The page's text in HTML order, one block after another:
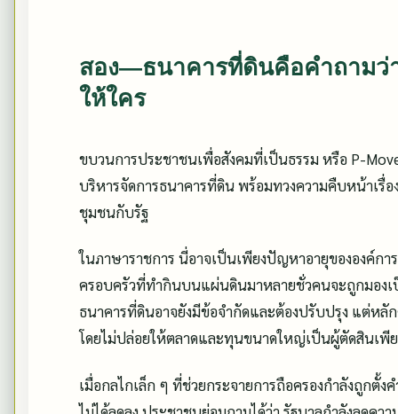
สอง—ธนาคารที่ดินคือคำถามว่
ให้ใคร
ขบวนการประชาชนเพื่อสังคมที่เป็นธรรม หรือ P-
บริหารจัดการธนาคารที่ดิน พร้อมทวงความคืบหน้าเ
ชุมชนกับรัฐ
ในภาษาราชการ นี่อาจเป็นเพียงปัญหาอายุขององค์ก
ครอบครัวที่ทำกินบนแผ่นดินมาหลายชั่วคนจะถูกมอง
ธนาคารที่ดินอาจยังมีข้อจำกัดและต้องปรับปรุง แต่หลั
โดยไม่ปล่อยให้ตลาดและทุนขนาดใหญ่เป็นผู้ตัดสินเพีย
เมื่อกลไกเล็ก ๆ ที่ช่วยกระจายการถือครองกำลังถูก